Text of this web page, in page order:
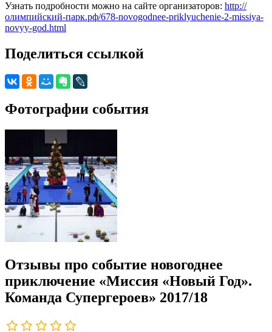
Узнать подробности можно на сайте организаторов: http://
олимпийский-парк.рф/678-novogodnee-priklyuchenie-2-missiya-
novyy-god.html
Поделиться ссылкой
Фотографии события
Отзывы про событие новогоднее
приключение «Миссия «Новый Год».
Команда Супергероев» 2017/18